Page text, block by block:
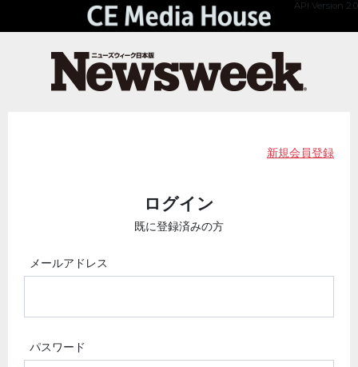
API Version 2.0
新規会員登録
ログイン
既に登録済みの方
メールアドレス
パスワード